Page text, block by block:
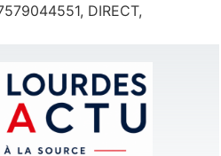
DIRECT,